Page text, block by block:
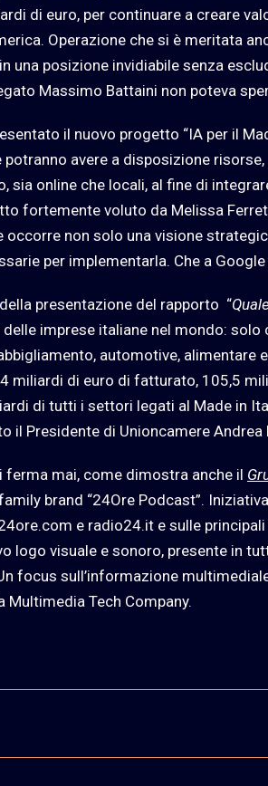
di euro, per continuare a creare
Operazione che si è meritata
una posizione invidiabile senza
Massimo Battaini non poteva
il nuovo progetto “IA per il
potranno avere a disposizione
online che locali, al fine di
fortemente voluto da Melissa
occorre non solo una visione
per implementarla. Che a
presentazione del rapporto “
imprese italiane nel mondo:
automotive,
miliardi di euro di fatturato, 105,5
di tutti i settori legati al Made in
il Presidente di Unioncamere Andrea
ferma mai, come dimostra anche il
brand “24Ore Podcast”.
e radio24.it e sulle
logo visuale e sonoro, presente in
focus sull’informazione
Multimedia Tech Company.